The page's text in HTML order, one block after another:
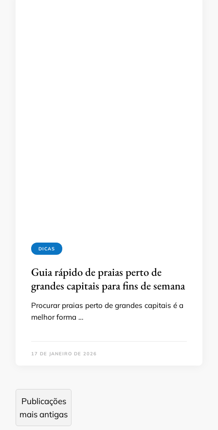
DICAS
Guia rápido de praias perto de
grandes capitais para fins de semana
Procurar praias perto de grandes capitais é a
melhor forma …
17 DE JANEIRO DE 2026
Navegação
por
posts
Publicações
mais antigas